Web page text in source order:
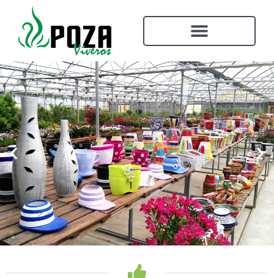
Ven a nuestro garden